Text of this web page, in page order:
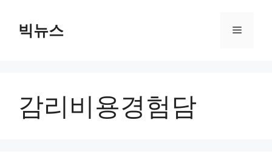
빅뉴스 메
감리비용경험담